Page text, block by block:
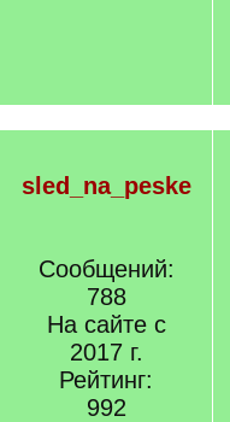
sled_na_peske
Сообщений:
788
На сайте с
2017 г.
Рейтинг:
992